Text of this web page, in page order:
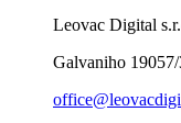
Leovac Digital
Galvaniho